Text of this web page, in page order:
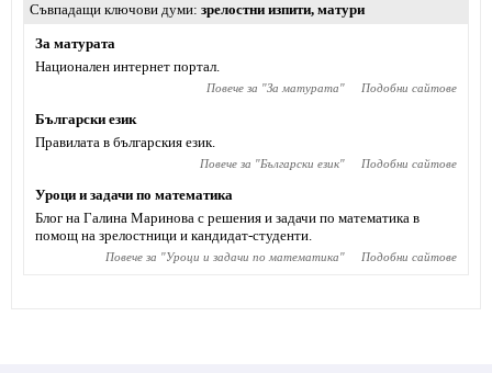
Съвпадащи ключови думи зрелостни изпити, матури
За матурата
Национален интернет портал.
Повече за "За матурата" Подобни сайтове
Български език
Правилата в българския език.
Повече за "Български език" Подобни сайтове
Уроци и задачи по математика
Блог на Галина Маринова с решения и задачи по математика в
помощ на зрелостници и кандидат-студенти.
Повече за "Уроци и задачи по математика" Подобни сайтове